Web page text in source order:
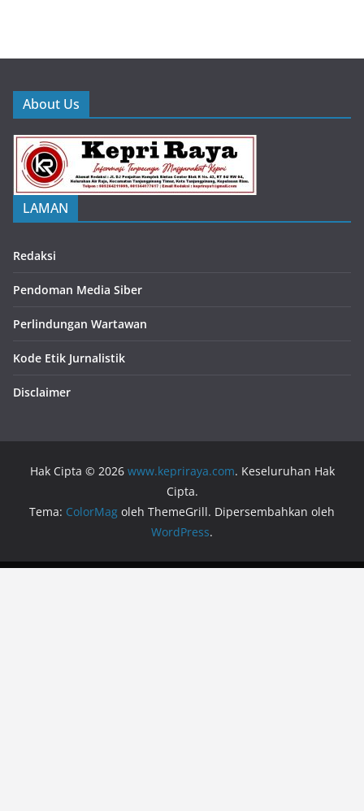
About Us
LAMAN
Redaksi
Pendoman Media Siber
Perlindungan Wartawan
Kode Etik Jurnalistik
Disclaimer
Hak Cipta © 2026 www.kepriraya.com. Keseluruhan Hak
Cipta.
Tema: ColorMag oleh ThemeGrill. Dipersembahkan oleh
WordPress.